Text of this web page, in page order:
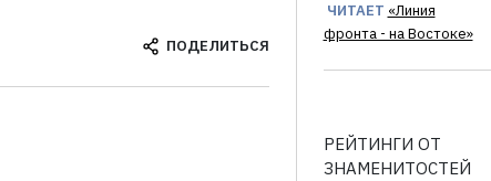
ПОДЕЛИТЬСЯ
ЧИТАЕТ «Линия
фронта - на Востоке»
РЕЙТИНГИ ОТ
ЗНАМЕНИТОСТЕЙ